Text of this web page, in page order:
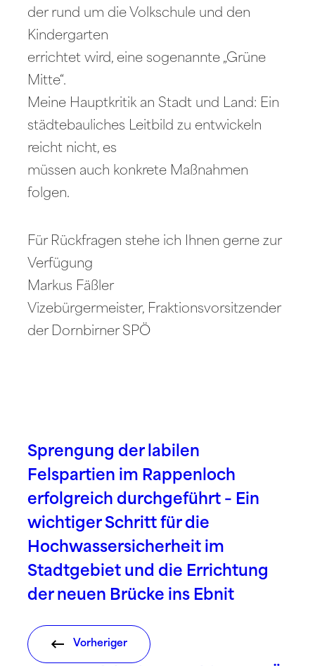
der rund um die Volkschule und den
Kindergarten
errichtet wird, eine sogenannte „Grüne
Mitte“.
Meine Hauptkritik an Stadt und Land: Ein
städtebauliches Leitbild zu entwickeln
reicht nicht, es
müssen auch konkrete Maßnahmen
folgen.
Für Rückfragen stehe ich Ihnen gerne zur
Verfügung
Markus Fäßler
Vizebürgermeister, Fraktionsvorsitzender
der Dornbirner SPÖ
Sprengung der labilen
Felspartien im Rappenloch
erfolgreich durchgeführt – Ein
wichtiger Schritt für die
Hochwassersicherheit im
Stadtgebiet und die Errichtung
der neuen Brücke ins Ebnit
Vorheriger